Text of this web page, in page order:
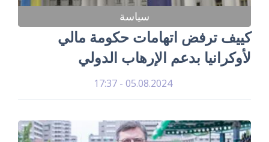
سياسة
كييف ترفض اتهامات حكومة مالي
لأوكرانيا بدعم الإرهاب الدولي
05.08.2024 - 17:37